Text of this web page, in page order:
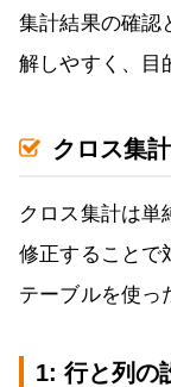
集計結果の確認
解しやすく、目
クロス集
クロス集計は単
修正することで
テーブルを使っ
1: 行と列の